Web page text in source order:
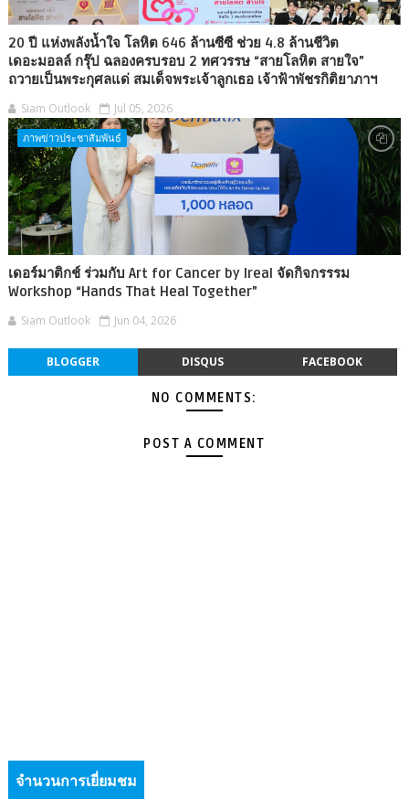
20 ปี แห่งพลังน้ำใจ โลหิต 646 ล้านซีซี ช่วย 4.8 ล้านชีวิต
เดอะมอลล์ กรุ๊ป ฉลองครบรอบ 2 ทศวรรษ “สายโลหิต สายใจ”
ถวายเป็นพระกุศลแด่ สมเด็จพระเจ้าลูกเธอ เจ้าฟ้าพัชรกิติยาภาฯ
Siam Outlook Jul 05, 2026
ภาพข่าวประชาสัมพันธ์
เดอร์มาติกช์ ร่วมกับ Art for Cancer by Ireal จัดกิจกรรรม
Workshop “Hands That Heal Together”
Siam Outlook Jun 04, 2026
BLOGGER DISQUS FACEBOOK
NO COMMENTS:
POST A COMMENT
จำนวนการเยี่ยมชม